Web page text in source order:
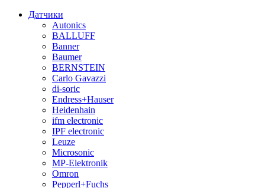
Датчики
Autonics
BALLUFF
Banner
Baumer
BERNSTEIN
Carlo Gavazzi
di-soric
Endress+Hauser
Heidenhain
ifm electronic
IPF electronic
Leuze
Microsonic
MP-Elektronik
Omron
Pepperl+Fuchs